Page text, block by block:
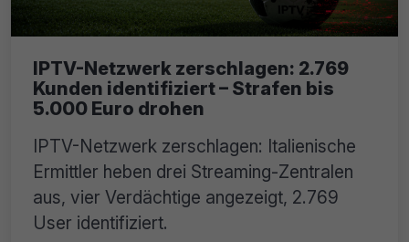
IPTV-Netzwerk zerschlagen: 2.769
Kunden identifiziert – Strafen bis
5.000 Euro drohen
IPTV-Netzwerk zerschlagen: Italienische
Ermittler heben drei Streaming-Zentralen
aus, vier Verdächtige angezeigt, 2.769
User identifiziert.